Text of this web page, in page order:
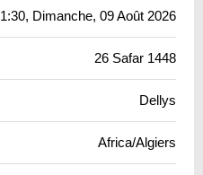
, Dimanche, 09 Août 2026
26 Safar 1448
Dellys
Africa/Algiers